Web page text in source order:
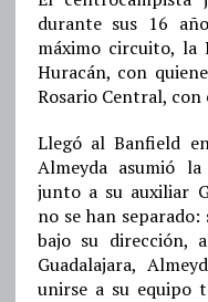
durante sus 16
máximo circuito, la
Huracán, con
Rosario Central, con
Llegó al Banfield
Almeyda asumió
junto a su auxiliar
no se han
bajo su dirección,
Guadalajara,
unirse a su equipo